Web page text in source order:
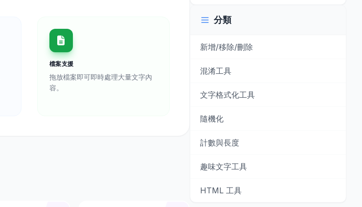
檔案支援
拖放檔案即可即時處理大量文字內
容。
分類
新增/移除/刪除
混淆工具
文字格式化工具
隨機化
計數與長度
趣味文字工具
HTML 工具